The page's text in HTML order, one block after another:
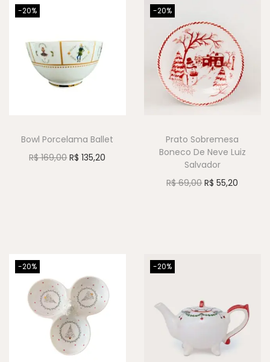
-20%
Bowl Porcelama Ballet
R$169,00 R$ 135,20
-20%
Prato Sobremesa
Boneco De Neve Luiz
Salvador
R$69,00 R$ 55,20
-20% -20%